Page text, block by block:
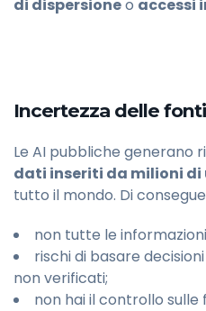
di dispersioneo accessi
Incertezza delle
Le AI pubbliche generano
dati inseriti da milioni
tutto il mondo. Di
non tutte le
rischi di basare
non verificati;
non hai il controllo